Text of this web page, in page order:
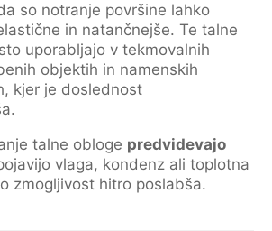
so notranje površine lahko
in natančnejše. Te talne
uporabljajo v tekmovalnih
objektih in namenskih
kjer je doslednost
talne obloge predvidevajo
vlaga, kondenz ali toplotna
zmogljivost hitro poslabša.